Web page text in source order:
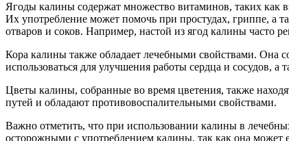
Ягоды калины содержат множество витаминов, таких как
Их употребление может помочь при простудах, гриппе, а
отваров и соков. Например, настой из ягод калины часто
Кора калины также обладает лечебными свойствами. Она
использоваться для улучшения работы сердца и сосудов,
Цветы калины, собранные во время цветения, также
путей и обладают противовоспалительными свойствами.
Важно отметить, что при использовании калины в
осторожными с употреблением калины, так как она может